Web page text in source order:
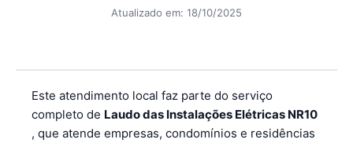
Atualizado em: 18/10/2025
Este atendimento local faz parte do serviço
completo de Laudo das Instalações Elétricas NR10
, que atende empresas, condomínios e residências